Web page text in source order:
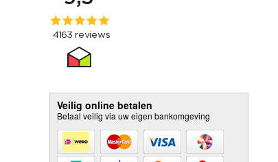
Veilig online betalen
Betaal veilig via uw eigen bankomgeving